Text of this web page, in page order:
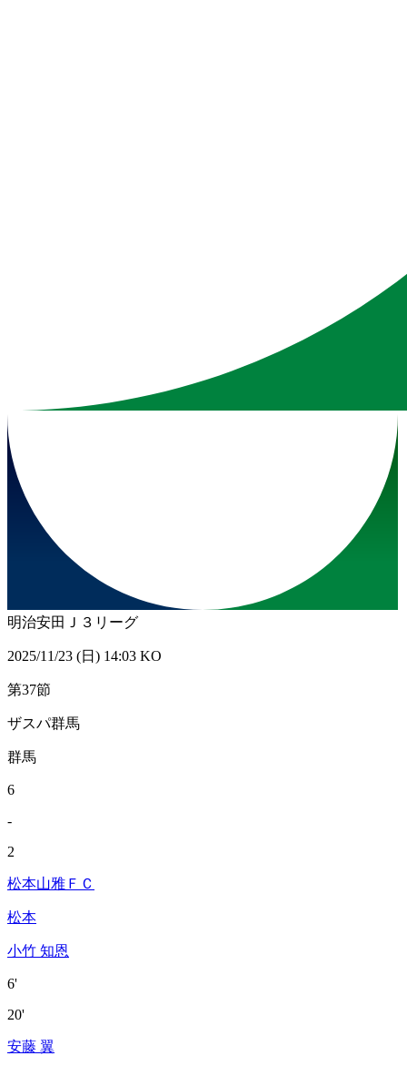
明治安田Ｊ３リーグ
2025/11/23 (日) 14:03 KO
第37節
ザスパ群馬
群馬
6
-
2
松本山雅ＦＣ
松本
小竹 知恩
6'
20'
安藤 翼